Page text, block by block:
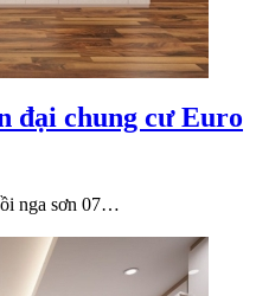
đại chung cư Euro
nga sơn 07…